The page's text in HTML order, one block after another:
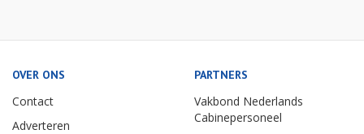
OVER ONS
Contact
Adverteren
PARTNERS
Vakbond Nederlands
Cabinepersoneel